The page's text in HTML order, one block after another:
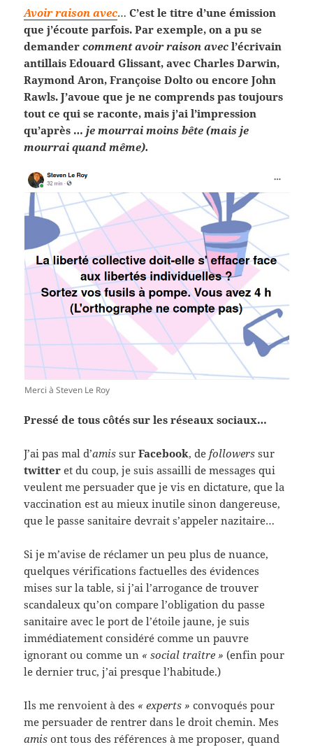
Avoir raison avec…C’est le titre d’une émission
que j’écoute parfois. Par exemple, on a pu se
demandercomment avoir raison avec l’écrivain
antillais Edouard Glissant, avec Charles Darwin,
Raymond Aron, Françoise Dolto ou encore John
Rawls. J’avoue que je ne comprends pas toujours
tout ce qui se raconte, mais j’ai l’impression
qu’après … je mourrai moins bête (mais je
mourrai quand même).
Merci à Steven Le Roy
Pressé de tous côtés sur les réseaux sociaux…
J’ai pas mal d’amis surFacebook, de followers sur
twitter et du coup, je suis assailli de messages qui
veulent me persuader que je vis en dictature, que la
vaccination est au mieux inutile sinon dangereuse,
que le passe sanitaire devrait s’appeler nazitaire…
Si je m’avise de réclamer un peu plus de nuance,
quelques vérifications factuelles des évidences
mises sur la table, si j’ai l’arrogance de trouver
scandaleux qu’on compare l’obligation du passe
sanitaire avec le port de l’étoile jaune, je suis
immédiatement considéré comme un pauvre
ignorant ou comme un « social traître » (enfin pour
le dernier truc, j’ai presque l’habitude.)
Ils me renvoient à des « experts » convoqués pour
me persuader de rentrer dans le droit chemin. Mes
amis ont tous des références à me proposer, quand